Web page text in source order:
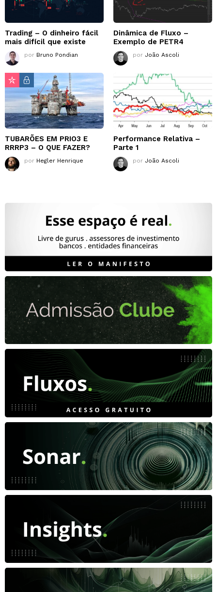
Trading – O dinheiro fácil
mais difícil que existe
por Bruno Pondian
Dinâmica de Fluxo –
Exemplo de PETR4
por João Ascoli
TUBARÕES EM PRIO3 E
RRRP3 – O QUE FAZER?
por Hegler Henrique
Performance Relativa –
Parte 1
por João Ascoli